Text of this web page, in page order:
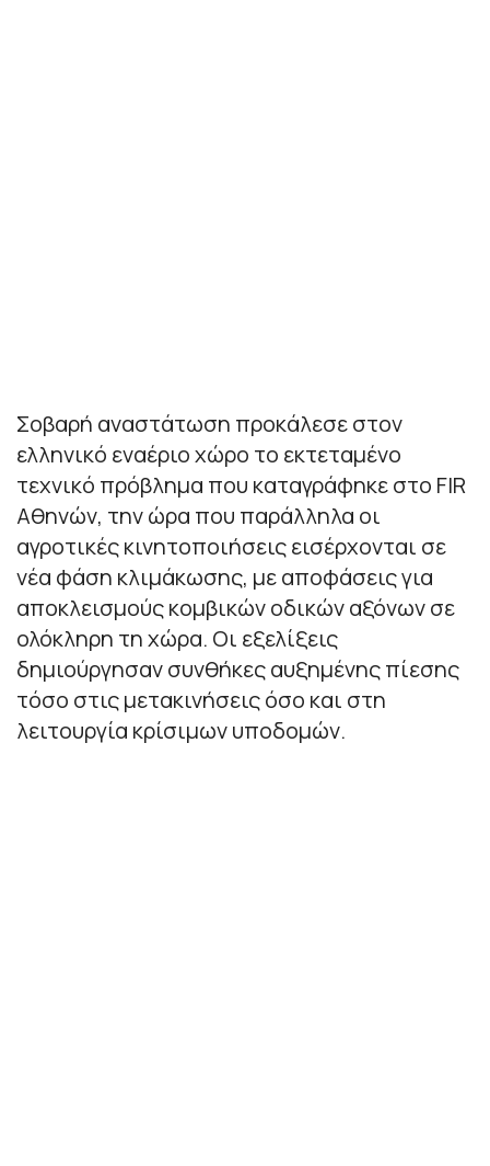
Σοβαρή αναστάτωση προκάλεσε στον
ελληνικό εναέριο χώρο το εκτεταμένο
τεχνικό πρόβλημα που καταγράφηκε στο FIR
Αθηνών, την ώρα που παράλληλα οι
αγροτικές κινητοποιήσεις εισέρχονται σε
νέα φάση κλιμάκωσης, με αποφάσεις για
αποκλεισμούς κομβικών οδικών αξόνων σε
ολόκληρη τη χώρα. Οι εξελίξεις
δημιούργησαν συνθήκες αυξημένης πίεσης
τόσο στις μετακινήσεις όσο και στη
λειτουργία κρίσιμων υποδομών.